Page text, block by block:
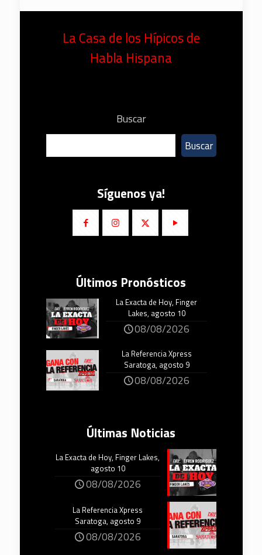
La Casa de los Hípicos de
Habla Hispana
Buscar
Buscar
Síguenos ya!
Últimos Pronósticos
La Exacta de Hoy, Finger
Lakes, agosto 10
08/08/2026
La Referencia Xpress
Saratoga, agosto 9
08/08/2026
Últimas Noticias
La Exacta de Hoy, Finger Lakes,
agosto 10
08/08/2026
La Referencia Xpress
Saratoga, agosto 9
08/08/2026